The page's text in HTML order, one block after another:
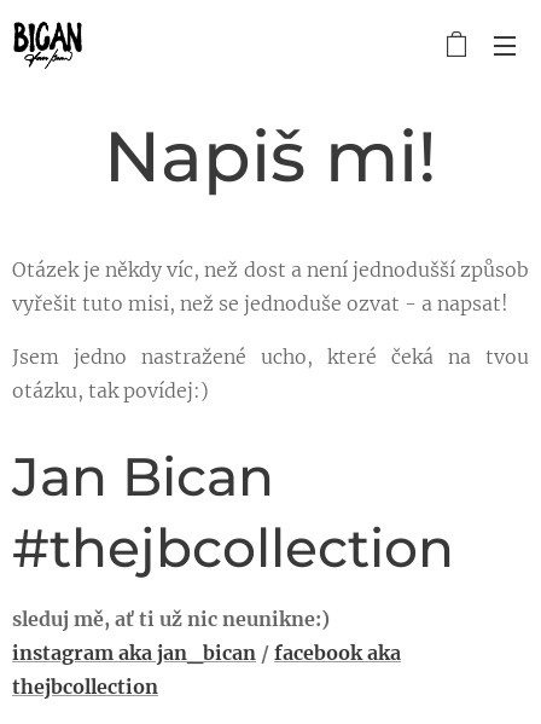
Napiš mi!
Otázek je někdy víc, než dost a není jednodušší způsob
vyřešit tuto misi, než se jednoduše ozvat - a napsat!
Jsem jedno nastražené ucho, které čeká na tvou
otázku, tak povídej:)
Jan Bican
#thejbcollection
sleduj mě, ať ti už nic neunikne:)
instagram aka jan_bican / facebook aka
thejbcollection